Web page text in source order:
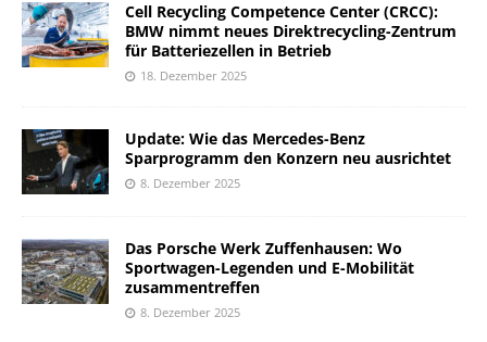
Cell Recycling Competence Center (CRCC):
BMW nimmt neues Direktrecycling-Zentrum
für Batteriezellen in Betrieb
18. Dezember 2025
Update: Wie das Mercedes-Benz
Sparprogramm den Konzern neu ausrichtet
8. Dezember 2025
Das Porsche Werk Zuffenhausen: Wo
Sportwagen-Legenden und E-Mobilität
zusammentreffen
8. Dezember 2025